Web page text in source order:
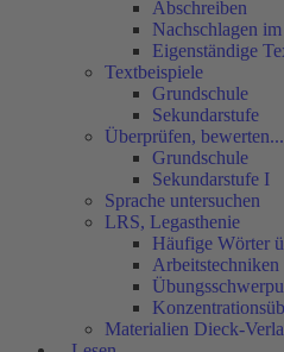
Abschreiben
Nachschlagen
Eigenständige
Textbeispiele
Grundschule
Sekundarstufe
Überprüfen, bewerten...
Grundschule
Sekundarstufe I
Sprache untersuchen
LRS, Legasthenie
Häufige Wörter
Arbeitstechniken
Materialien Dieck-